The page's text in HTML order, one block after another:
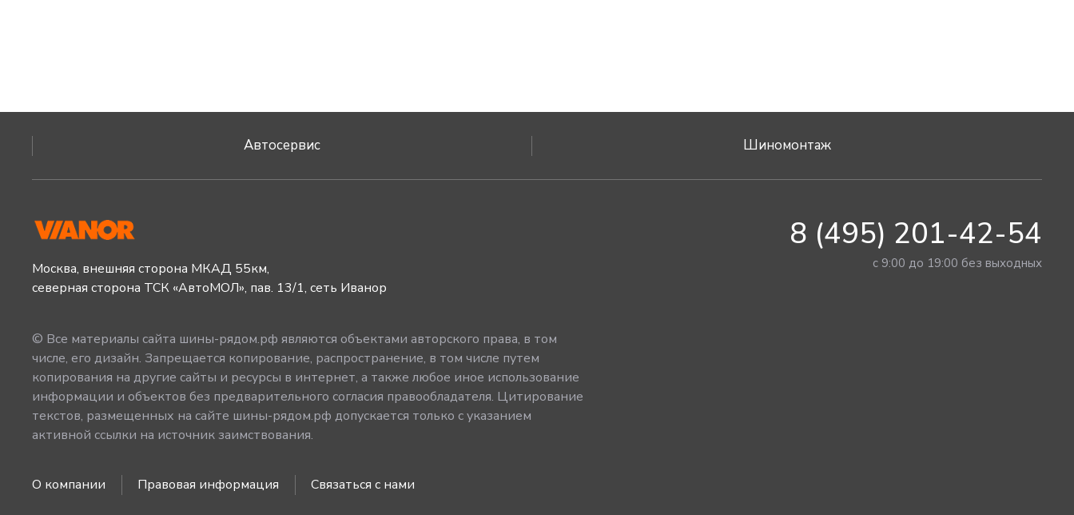
Автосервис Шиномонтаж
Москва, внешняя сторона МКАД 55км,
северная сторона ТСК «АвтоМОЛ», пав. 13/1, сеть Иванор
8 (495) 201-42-54
с 9:00 до 19:00 без выходных
© Все материалы сайта шины-рядом.рф являются объектами авторского права, в том
числе, его дизайн. Запрещается копирование, распространение, в том числе путем
копирования на другие сайты и ресурсы в интернет, а также любое иное использование
информации и объектов без предварительного согласия правообладателя. Цитирование
текстов, размещенных на сайте шины-рядом.рф допускается только с указанием
активной ссылки на источник заимствования.
О компании Правовая информация Связаться с нами